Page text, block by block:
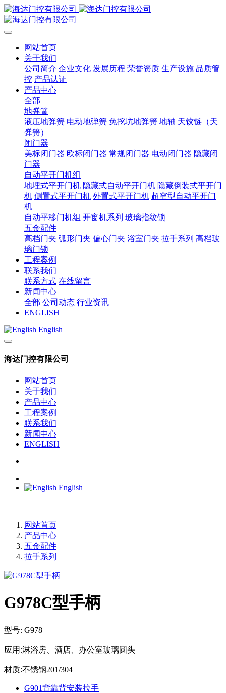
网站首页
关于我们
公司简介 企业文化 发展历程 荣誉资质 生产设施 品质管
控 产品认证
产品中心
全部
地弹簧
液压地弹簧 电动地弹簧 免挖坑地弹簧 地轴 天铰链（天
弹簧）
闭门器
美标闭门器 欧标闭门器 常规闭门器 电动闭门器 隐藏闭
门器
自动平开门机组
地埋式平开门机 隐藏式自动平开门机 隐藏倒装式平开门
机 侧置式平开门机 外置式平开门机 超窄型自动平开门
机
自动平移门机组 开窗机系列 玻璃指纹锁
五金配件
高档门夹 弧形门夹 偏心门夹 浴室门夹 拉手系列 高档玻
璃门锁
工程案例
联系我们
联系方式 在线留言
新闻中心
全部 公司动态 行业资讯
ENGLISH
English
海达门控有限公司
网站首页
关于我们
产品中心
工程案例
联系我们
新闻中心
ENGLISH
English
网站首页
产品中心
五金配件
拉手系列
G978C型手柄
型号: G978
应用:淋浴房、酒店、办公室玻璃圆头
材质:不锈钢201/304
G901背靠背安装拉手